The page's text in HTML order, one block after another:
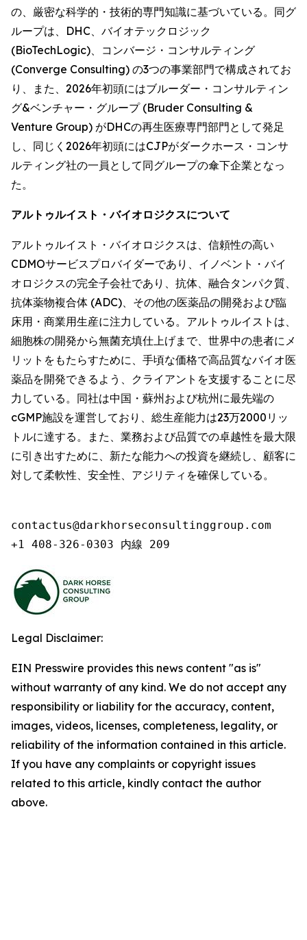
の、厳密な科学的・技術的専門知識に基づいている。同グ
ループは、DHC、バイオテックロジック
(BioTechLogic)、コンバージ・コンサルティング
(Converge Consulting) の3つの事業部門で構成されてお
り、また、2026年初頭にはブルーダー・コンサルティン
グ&ベンチャー・グループ (Bruder Consulting &
Venture Group) がDHCの再生医療専門部門として発足
し、同じく2026年初頭にはCJPがダークホース・コンサ
ルティング社の一員として同グループの傘下企業となっ
た。
アルトゥルイスト・バイオロジクスについて
アルトゥルイスト・バイオロジクスは、信頼性の高い
CDMOサービスプロバイダーであり、イノベント・バイ
オロジクスの完全子会社であり、抗体、融合タンパク質、
抗体薬物複合体 (ADC)、その他の医薬品の開発および臨
床用・商業用生産に注力している。アルトゥルイストは、
細胞株の開発から無菌充填仕上げまで、世界中の患者にメ
リットをもたらすために、手頃な価格で高品質なバイオ医
薬品を開発できるよう、クライアントを支援することに尽
力している。同社は中国・蘇州および杭州に最先端の
cGMP施設を運営しており、総生産能力は23万2000リッ
トルに達する。また、業務および品質での卓越性を最大限
に引き出すために、新たな能力への投資を継続し、顧客に
対して柔軟性、安全性、アジリティを確保している。
contactus@darkhorseconsultinggroup.com
+1 408-326-0303 内線 209
Legal Disclaimer:
EIN Presswire provides this news content "as is"
without warranty of any kind. We do not accept any
responsibility or liability for the accuracy, content,
images, videos, licenses, completeness, legality, or
reliability of the information contained in this article.
If you have any complaints or copyright issues
related to this article, kindly contact the author
above.